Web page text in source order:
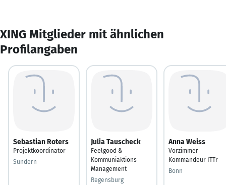
XING Mitglieder mit ähnlichen
Profilangaben
Sebastian Roters
Projektkoordinator
Sundern
Julia Tauscheck
Feelgood &
Kommuniaktions
Management
Regensburg
Anna Weiss
Vorzimmer
Kommandeur ITTr
Bonn